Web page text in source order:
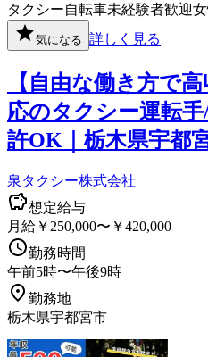
タクシー自転車未経験者歓迎
気になる 詳しく見る
【自由な働き方で
応のタクシー運転
許OK｜栃木県宇都
泉タクシー株式会社
想定給与
月給￥250,000〜￥420,000
勤務時間
午前5時〜午後9時
勤務地
栃木県宇都宮市